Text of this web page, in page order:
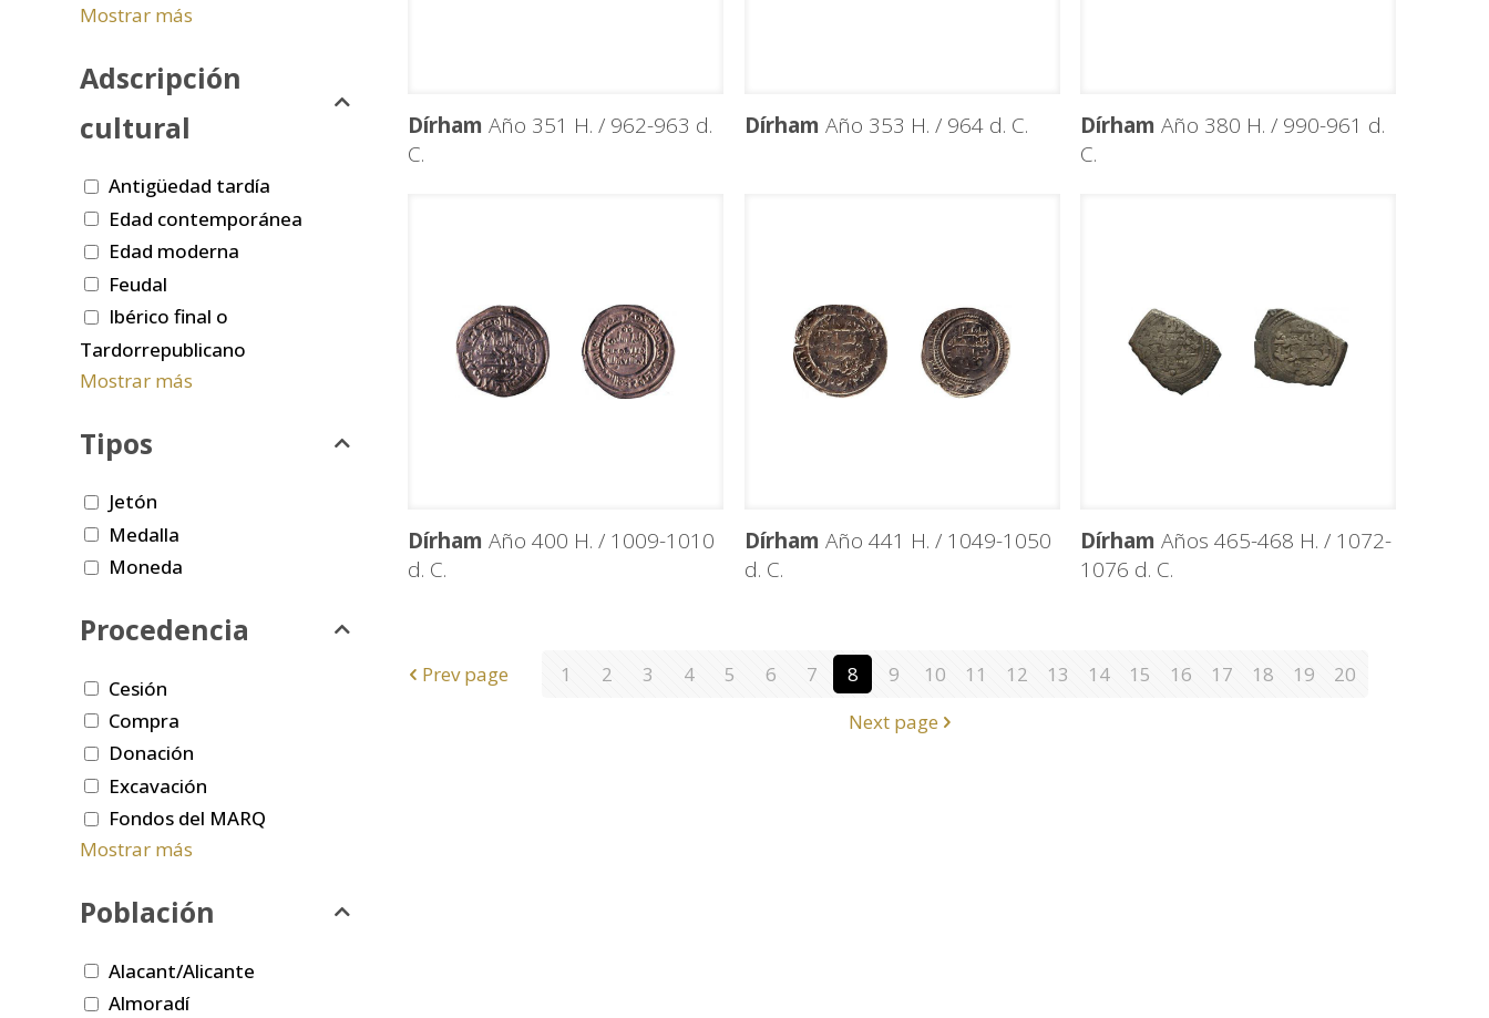
Dírham Año 351 H. / 962-963 d.
C.
Dírham Año 353 H. / 964 d. C. Dírham Año 380 H. / 990-961 d.
C.
Dírham Año 400 H. / 1009-1010
d. C.
Dírham Año 441 H. / 1049-1050
d. C.
Dírham Años 465-468 H. / 1072-
1076 d. C.
Prev page 1 2 3 4 5 6 7 8 9 10 11 12 13 14 15 16 17 18 19
20
Next page
Mostrar más
Adscripción
cultural
Antigüedad tardía
Edad contemporánea
Edad moderna
Feudal
Ibérico final o
Tardorrepublicano
Mostrar más
Tipos
Jetón
Medalla
Moneda
Procedencia
Cesión
Compra
Donación
Excavación
Fondos del MARQ
Mostrar más
Población
Alacant/Alicante
Almoradí